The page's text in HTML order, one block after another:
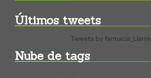
Últimos tweets
Tweets by farmacia_Liarte
Nube de tags